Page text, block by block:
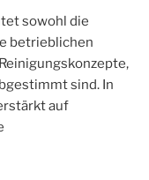
sowohl die
betrieblichen
sind. In
auf